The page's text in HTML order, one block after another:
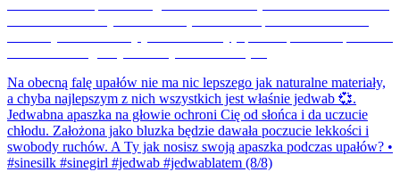
Na obecną falę upałów nie ma nic lepszego jak naturalne materiały,
a chyba najlepszym z nich wszystkich jest właśnie jedwab 💞.
Jedwabna apaszka na głowie ochroni Cię od słońca i da uczucie
chłodu. Założona jako bluzka będzie dawała poczucie lekkości i
swobody ruchów. A Ty jak nosisz swoją apaszka podczas upałów? •
#sinesilk #sinegirl #jedwab #jedwablatem (8/8)